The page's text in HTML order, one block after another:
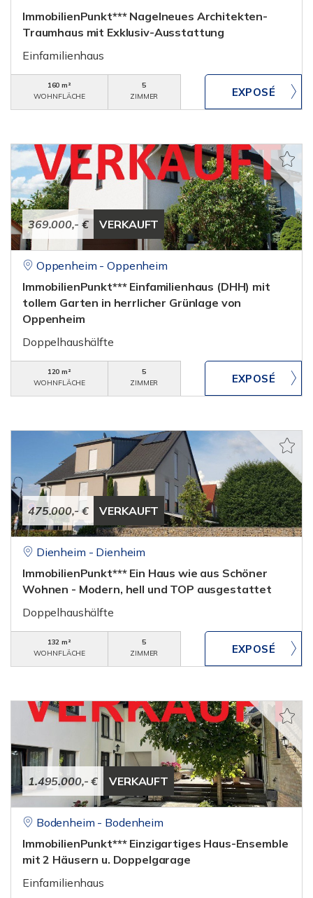
ImmobilienPunkt*** Nagelneues Architekten-
Traumhaus mit Exklusiv-Ausstattung
Einfamilienhaus
160 m²
WOHNFLÄCHE
5
ZIMMER
369.000,- € VERKAUFT
Oppenheim - Oppenheim
ImmobilienPunkt*** Einfamilienhaus (DHH) mit
tollem Garten in herrlicher Grünlage von
Oppenheim
Doppelhaushälfte
120 m²
WOHNFLÄCHE
5
ZIMMER
475.000,- € VERKAUFT
Dienheim - Dienheim
ImmobilienPunkt*** Ein Haus wie aus Schöner
Wohnen - Modern, hell und TOP ausgestattet
Doppelhaushälfte
132 m²
WOHNFLÄCHE
5
ZIMMER
1.495.000,- € VERKAUFT
Bodenheim - Bodenheim
ImmobilienPunkt*** Einzigartiges Haus-Ensemble
mit 2 Häusern u. Doppelgarage
Einfamilienhaus